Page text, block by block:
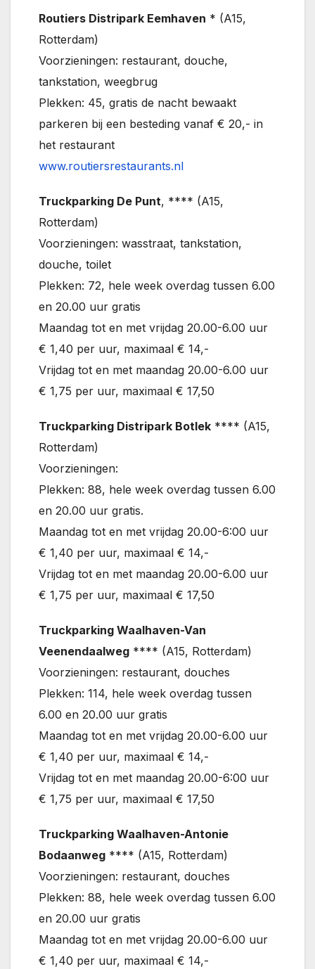
Routiers Distripark Eemhaven * (A15,
Rotterdam)
Voorzieningen: restaurant, douche,
tankstation, weegbrug
Plekken: 45, gratis de nacht bewaakt
parkeren bij een besteding vanaf € 20,- in
het restaurant
www.routiersrestaurants.nl
Truckparking De Punt, **** (A15,
Rotterdam)
Voorzieningen: wasstraat, tankstation,
douche, toilet
Plekken: 72, hele week overdag tussen 6.00
en 20.00 uur gratis
Maandag tot en met vrijdag 20.00-6.00 uur
€ 1,40 per uur, maximaal € 14,-
Vrijdag tot en met maandag 20.00-6.00 uur
€ 1,75 per uur, maximaal € 17,50
Truckparking Distripark Botlek **** (A15,
Rotterdam)
Voorzieningen:
Plekken: 88, hele week overdag tussen 6.00
en 20.00 uur gratis.
Maandag tot en met vrijdag 20.00-6:00 uur
€ 1,40 per uur, maximaal € 14,-
Vrijdag tot en met maandag 20.00-6.00 uur
€ 1,75 per uur, maximaal € 17,50
Truckparking Waalhaven-Van
Veenendaalweg **** (A15, Rotterdam)
Voorzieningen: restaurant, douches
Plekken: 114, hele week overdag tussen
6.00 en 20.00 uur gratis
Maandag tot en met vrijdag 20.00-6.00 uur
€ 1,40 per uur, maximaal € 14,-
Vrijdag tot en met maandag 20.00-6:00 uur
€ 1,75 per uur, maximaal € 17,50
Truckparking Waalhaven-Antonie
Bodaanweg **** (A15, Rotterdam)
Voorzieningen: restaurant, douches
Plekken: 88, hele week overdag tussen 6.00
en 20.00 uur gratis
Maandag tot en met vrijdag 20.00-6.00 uur
€ 1,40 per uur, maximaal € 14,-